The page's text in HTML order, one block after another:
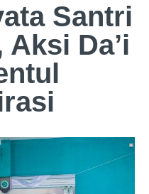
Santri
Da’i